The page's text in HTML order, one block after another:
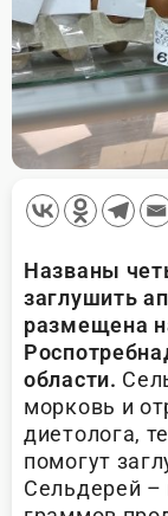
Названы
заглушить
размещена
области.
морковь и
диетолога,
помогут
Сельдерей –